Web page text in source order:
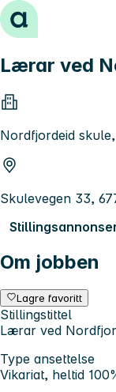
Hopp til innhold
Lærar ved
Nordfjordeid
Skulevegen 33,
Om jobben
Lagre favoritt
Stillingstittel
Lærar ved
Type ansettelse
Vikariat, heltid